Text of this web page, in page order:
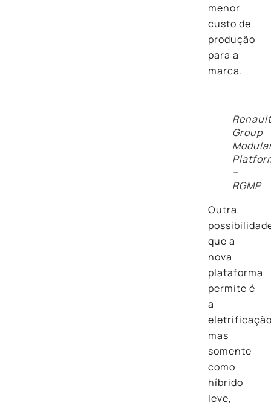
menor
custo de
produção
para a
marca.
Renault
Group
–
RGMP
Outra
que a
nova
plataforma
permite é
a
mas
somente
como
híbrido
leve,